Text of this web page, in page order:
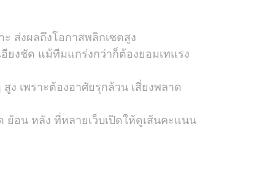
ส่งผลถึงโอกาสพลิกเซตสูง
ยงชัด แม้ทีมแกร่งกว่าก็ต้องยอมเทแรง
เพราะต้องอาศัยรุกล้วน เสี่ยงพลาด
อน หลัง ที่หลายเว็บเปิดให้ดูเส้นคะแนน